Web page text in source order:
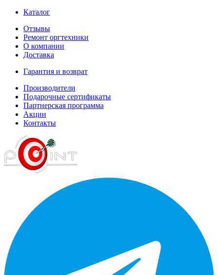
Каталог
Отзывы
Ремонт оргтехники
О компании
Доставка
Гарантия и возврат
Производители
Подарочные сертификаты
Партнерская программа
Акции
Контакты